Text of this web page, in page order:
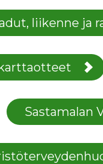
liikenne ja
Sastamalan